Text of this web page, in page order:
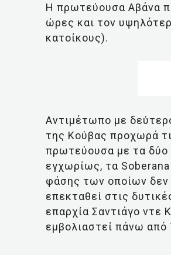
Η πρωτεύουσα Αβάνα
ώρες και τον
κατοίκους).
Αντιμέτωπο με
της Κούβας προχωρά
πρωτεύουσα με τα δύο
εγχωρίως, τα
φάσης των οποίων δεν
επεκταθεί στις
επαρχία Σαντιάγο ντε
εμβολιαστεί πάνω από